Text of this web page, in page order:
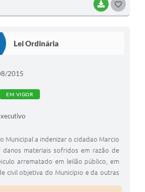
BAIXAR
Lei Ordinária
2015
EM VIGOR
Municipal a indenizar o cidadao Marcio
danos materiais sofridos em razão de
arrematado em leilão público, em
civil objetiva do Município e da outras